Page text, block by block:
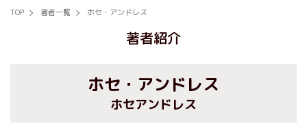
TOP 著者一覧 ホセ・アンドレス
著者紹介
ホセ・アンドレス
ホセアンドレス